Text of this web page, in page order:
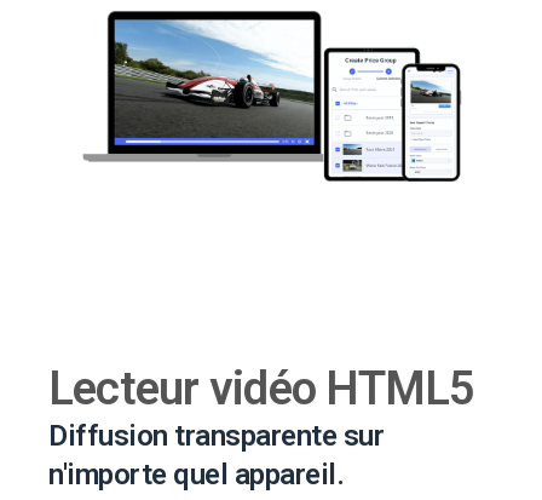
Lecteur vidéo HTML5
Diffusion transparente sur
n'importe quel appareil.